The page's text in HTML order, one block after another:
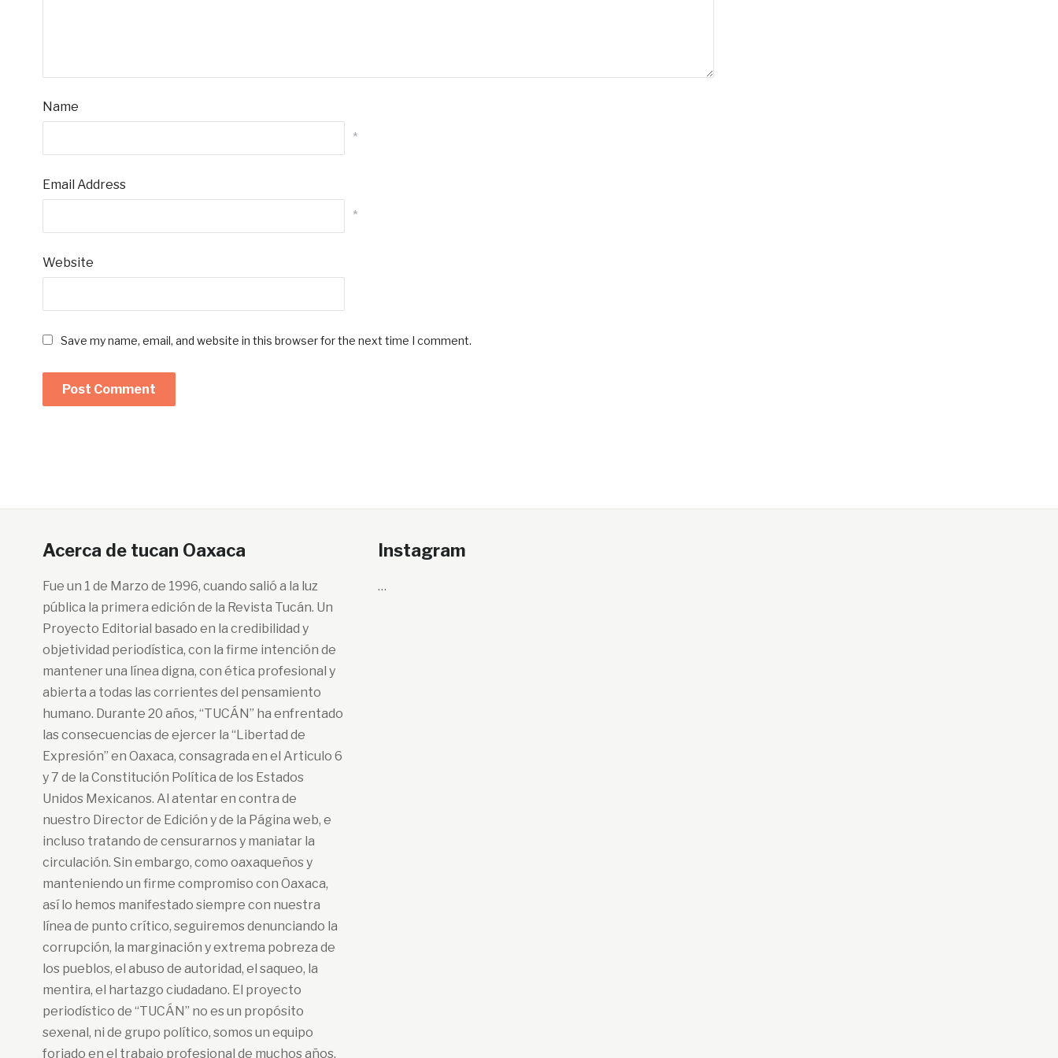
Name
*
Email Address
*
Website
Save my name, email, and website in this browser for the next time I comment.
Acerca de tucan Oaxaca
Fue un 1 de Marzo de 1996, cuando salió a la luz
pública la primera edición de la Revista Tucán. Un
Proyecto Editorial basado en la credibilidad y
objetividad periodística, con la firme intención de
mantener una línea digna, con ética profesional y
abierta a todas las corrientes del pensamiento
humano. Durante 20 años, “TUCÁN” ha enfrentado
las consecuencias de ejercer la “Libertad de
Expresión” en Oaxaca, consagrada en el Articulo 6
y 7 de la Constitución Política de los Estados
Unidos Mexicanos. Al atentar en contra de
nuestro Director de Edición y de la Página web, e
incluso tratando de censurarnos y maniatar la
circulación. Sin embargo, como oaxaqueños y
manteniendo un firme compromiso con Oaxaca,
así lo hemos manifestado siempre con nuestra
línea de punto crítico, seguiremos denunciando la
corrupción, la marginación y extrema pobreza de
los pueblos, el abuso de autoridad, el saqueo, la
mentira, el hartazgo ciudadano. El proyecto
periodístico de “TUCÁN” no es un propósito
sexenal, ni de grupo político, somos un equipo
forjado en el trabajo profesional de muchos años.
Instagram
…